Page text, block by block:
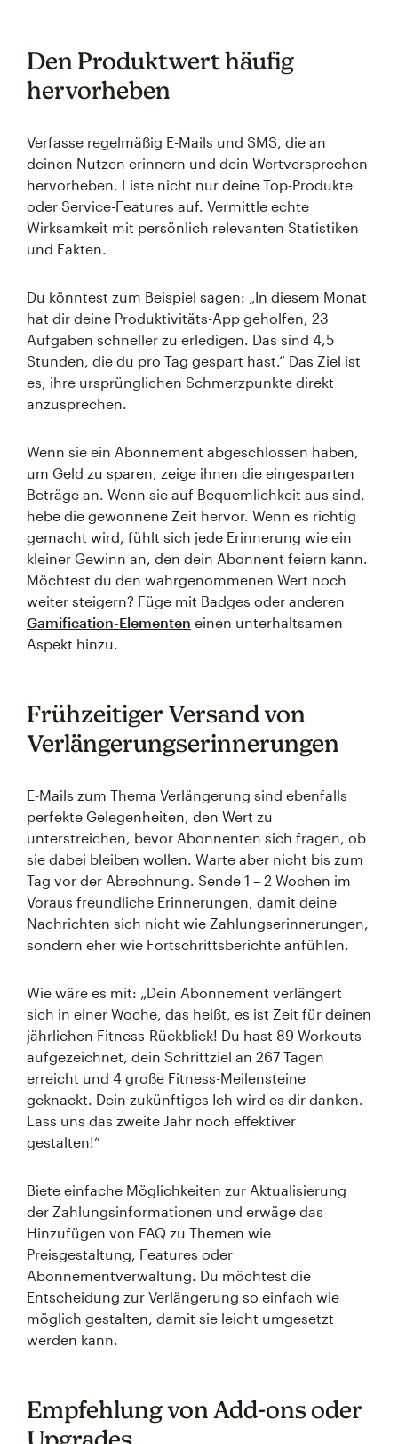
Den Produktwert häufig
hervorheben
Verfasse regelmäßig E-Mails und SMS, die an
deinen Nutzen erinnern und dein Wertversprechen
hervorheben. Liste nicht nur deine Top-Produkte
oder Service-Features auf. Vermittle echte
Wirksamkeit mit persönlich relevanten Statistiken
und Fakten.
Du könntest zum Beispiel sagen: „In diesem Monat
hat dir deine Produktivitäts-App geholfen, 23
Aufgaben schneller zu erledigen. Das sind 4,5
Stunden, die du pro Tag gespart hast.“ Das Ziel ist
es, ihre ursprünglichen Schmerzpunkte direkt
anzusprechen.
Wenn sie ein Abonnement abgeschlossen haben,
um Geld zu sparen, zeige ihnen die eingesparten
Beträge an. Wenn sie auf Bequemlichkeit aus sind,
hebe die gewonnene Zeit hervor. Wenn es richtig
gemacht wird, fühlt sich jede Erinnerung wie ein
kleiner Gewinn an, den dein Abonnent feiern kann.
Möchtest du den wahrgenommenen Wert noch
weiter steigern? Füge mit Badges oder anderen
Gamification-Elementen einen unterhaltsamen
Aspekt hinzu.
Frühzeitiger Versand von
Verlängerungserinnerungen
E-Mails zum Thema Verlängerung sind ebenfalls
perfekte Gelegenheiten, den Wert zu
unterstreichen, bevor Abonnenten sich fragen, ob
sie dabei bleiben wollen. Warte aber nicht bis zum
Tag vor der Abrechnung. Sende 1 – 2 Wochen im
Voraus freundliche Erinnerungen, damit deine
Nachrichten sich nicht wie Zahlungserinnerungen,
sondern eher wie Fortschrittsberichte anfühlen.
Wie wäre es mit: „Dein Abonnement verlängert
sich in einer Woche, das heißt, es ist Zeit für deinen
jährlichen Fitness-Rückblick! Du hast 89 Workouts
aufgezeichnet, dein Schrittziel an 267 Tagen
erreicht und 4 große Fitness-Meilensteine
geknackt. Dein zukünftiges Ich wird es dir danken.
Lass uns das zweite Jahr noch effektiver
gestalten!“
Biete einfache Möglichkeiten zur Aktualisierung
der Zahlungsinformationen und erwäge das
Hinzufügen von FAQ zu Themen wie
Preisgestaltung, Features oder
Abonnementverwaltung. Du möchtest die
Entscheidung zur Verlängerung so einfach wie
möglich gestalten, damit sie leicht umgesetzt
werden kann.
Empfehlung von Add-ons oder